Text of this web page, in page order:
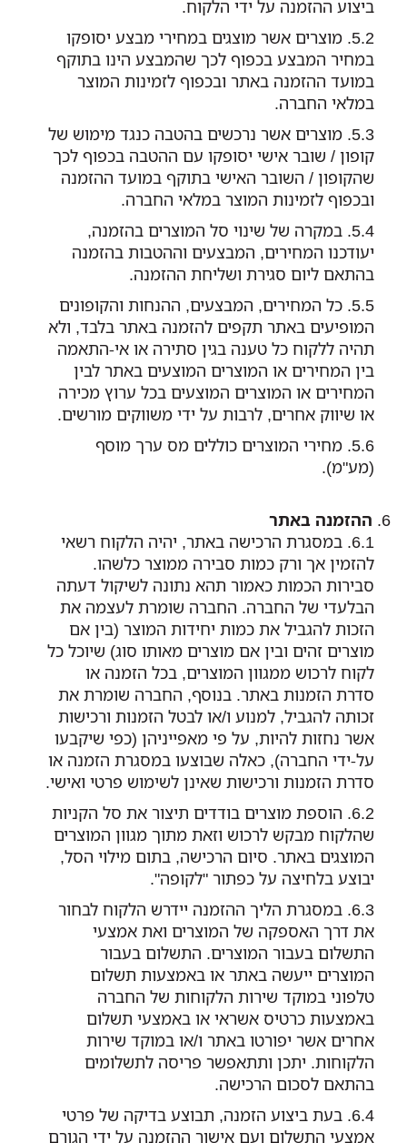
ביצוע ההזמנה על ידי הלקוח.
מוצרים אשר מוצגים במחירי מבצע יסופקו
במחיר המבצע בכפוף לכך שהמבצע הינו בתוקף
במועד ההזמנה באתר ובכפוף לזמינות המוצר
במלאי החברה.
מוצרים אשר נרכשים בהטבה כנגד מימוש של
קופון / שובר אישי יסופקו עם ההטבה בכפוף לכך
שהקופון / השובר האישי בתוקף במועד ההזמנה
ובכפוף לזמינות המוצר במלאי החברה.
במקרה של שינוי סל המוצרים בהזמנה,
יעודכנו המחירים, המבצעים וההטבות בהזמנה
בהתאם ליום סגירת ושליחת ההזמנה.
כל המחירים, המבצעים, ההנחות והקופונים
המופיעים באתר תקפים להזמנה באתר בלבד, ולא
תהיה ללקוח כל טענה בגין סתירה או אי-התאמה
בין המחירים או המוצרים המוצעים באתר לבין
המחירים או המוצרים המוצעים בכל ערוץ מכירה
או שיווק אחרים, לרבות על ידי משווקים מורשים.
מחירי המוצרים כוללים מס ערך מוסף
(מע"מ).
ההזמנה באתר
במסגרת הרכישה באתר, יהיה הלקוח רשאי
להזמין אך ורק כמות סבירה ממוצר כלשהו.
סבירות הכמות כאמור תהא נתונה לשיקול דעתה
הבלעדי של החברה. החברה שומרת לעצמה את
הזכות להגביל את כמות יחידות המוצר (בין אם
מוצרים זהים ובין אם מוצרים מאותו סוג) שיוכל כל
לקוח לרכוש ממגוון המוצרים, בכל הזמנה או
סדרת הזמנות באתר. בנוסף, החברה שומרת את
זכותה להגביל, למנוע ו/או לבטל הזמנות ורכישות
אשר נחזות להיות, על פי מאפייניהן (כפי שיקבעו
על-ידי החברה), כאלה שבוצעו במסגרת הזמנה או
סדרת הזמנות ורכישות שאינן לשימוש פרטי ואישי.
הוספת מוצרים בודדים תיצור את סל הקניות
שהלקוח מבקש לרכוש וזאת מתוך מגוון המוצרים
המוצגים באתר. סיום הרכישה, בתום מילוי הסל,
יבוצע בלחיצה על כפתור "לקופה".
במסגרת הליך ההזמנה יידרש הלקוח לבחור
את דרך האספקה של המוצרים ואת אמצעי
התשלום בעבור המוצרים. התשלום בעבור
המוצרים ייעשה באתר או באמצעות תשלום
טלפוני במוקד שירות הלקוחות של החברה
באמצעות כרטיס אשראי או באמצעי תשלום
אחרים אשר יפורטו באתר ו/או במוקד שירות
הלקוחות. יתכן ותתאפשר פריסה לתשלומים
בהתאם לסכום הרכישה.
בעת ביצוע הזמנה, תבוצע בדיקה של פרטי
אמצעי התשלום ועם אישור ההזמנה על ידי הגורם